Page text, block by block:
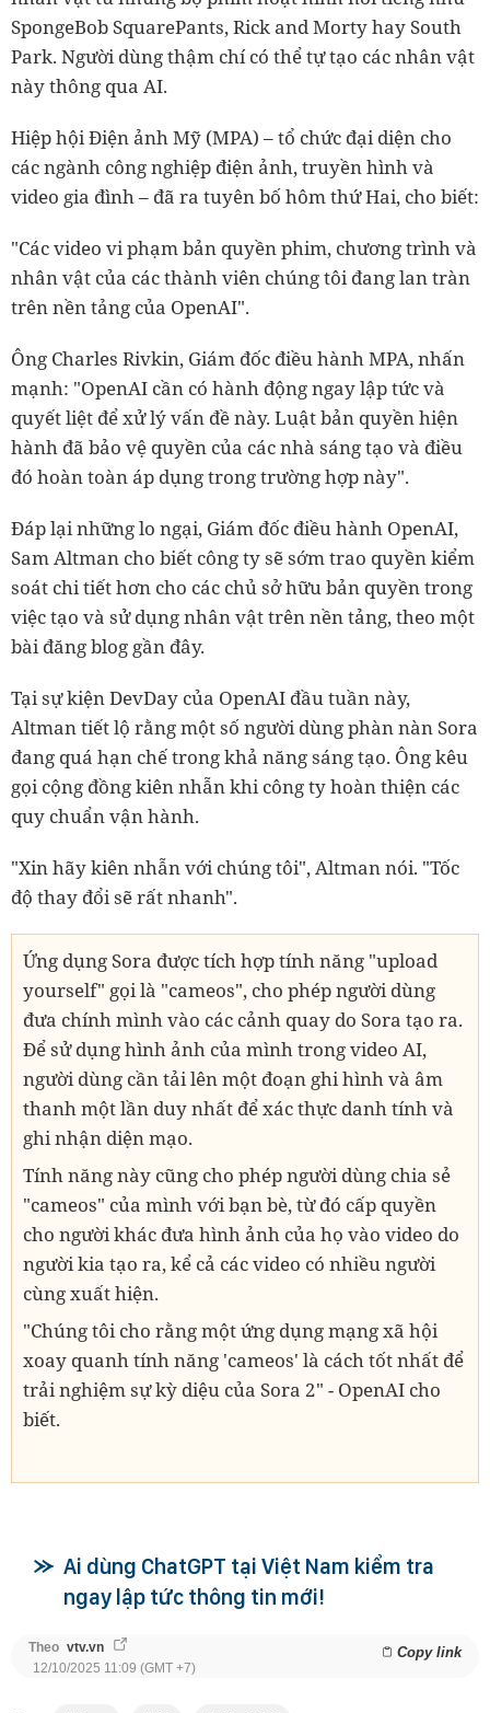
SpongeBob SquarePants, Rick and Morty hay South
Park. Người dùng thậm chí có thể tự tạo các nhân vật
này thông qua AI.
Hiệp hội Điện ảnh Mỹ (MPA) – tổ chức đại diện cho
các ngành công nghiệp điện ảnh, truyền hình và
video gia đình – đã ra tuyên bố hôm thứ Hai, cho biết:
"Các video vi phạm bản quyền phim, chương trình và
nhân vật của các thành viên chúng tôi đang lan tràn
trên nền tảng của OpenAI".
Ông Charles Rivkin, Giám đốc điều hành MPA, nhấn
mạnh: "OpenAI cần có hành động ngay lập tức và
quyết liệt để xử lý vấn đề này. Luật bản quyền hiện
hành đã bảo vệ quyền của các nhà sáng tạo và điều
đó hoàn toàn áp dụng trong trường hợp này".
Đáp lại những lo ngại, Giám đốc điều hành OpenAI,
Sam Altman cho biết công ty sẽ sớm trao quyền kiểm
soát chi tiết hơn cho các chủ sở hữu bản quyền trong
việc tạo và sử dụng nhân vật trên nền tảng, theo một
bài đăng blog gần đây.
Tại sự kiện DevDay của OpenAI đầu tuần này,
Altman tiết lộ rằng một số người dùng phàn nàn Sora
đang quá hạn chế trong khả năng sáng tạo. Ông kêu
gọi cộng đồng kiên nhẫn khi công ty hoàn thiện các
quy chuẩn vận hành.
"Xin hãy kiên nhẫn với chúng tôi", Altman nói. "Tốc
độ thay đổi sẽ rất nhanh".
Ứng dụng Sora được tích hợp tính năng "upload
yourself" gọi là "cameos", cho phép người dùng
đưa chính mình vào các cảnh quay do Sora tạo ra.
Để sử dụng hình ảnh của mình trong video AI,
người dùng cần tải lên một đoạn ghi hình và âm
thanh một lần duy nhất để xác thực danh tính và
ghi nhận diện mạo.
Tính năng này cũng cho phép người dùng chia sẻ
"cameos" của mình với bạn bè, từ đó cấp quyền
cho người khác đưa hình ảnh của họ vào video do
người kia tạo ra, kể cả các video có nhiều người
cùng xuất hiện.
"Chúng tôi cho rằng một ứng dụng mạng xã hội
xoay quanh tính năng 'cameos' là cách tốt nhất để
trải nghiệm sự kỳ diệu của Sora 2" - OpenAI cho
biết.
Ai dùng ChatGPT tại Việt Nam kiểm tra
ngay lập tức thông tin mới!
Theo vtv.vn Copy link
12/10/2025 11:09 (GMT +7)